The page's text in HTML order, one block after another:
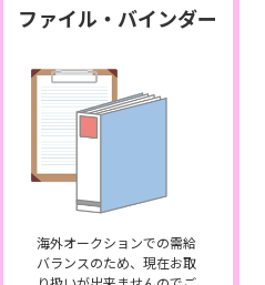
ファイル・バインダー
海外オークションでの需給
バランスのため、現在お取